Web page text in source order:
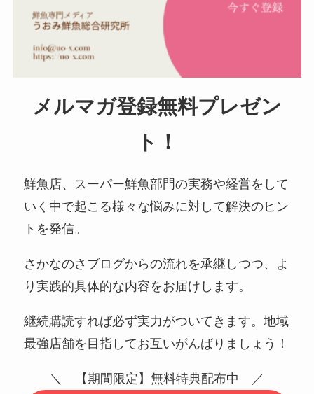
メルマガ登録無料プレゼン
ト！
鮮魚店、スーパー鮮魚部門の実務や経営をして
いく中で起こる様々な悩みに対して解決のヒン
トを発信。
さかなのさブログからの流れを承継しつつ、よ
り実践的具体的な内容をお届けします。
継続購読すれば必ず実力がついてきます。地域
最強店舗を目指してお互いがんばりましょう！
＼ 【期間限定】無料特典配布中 ／